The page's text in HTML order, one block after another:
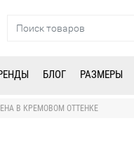
БЛОГ РАЗМЕРЫ
В КРЕМОВОМ ОТТЕНКЕ